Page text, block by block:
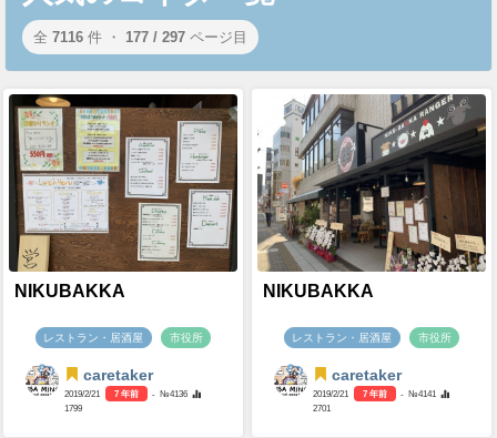
全 7116 件 ・ 177 / 297 ページ目
NIKUBAKKA
レストラン・居酒屋 市役所
caretaker
2019/2/21 7 年前
- №4136
1799
NIKUBAKKA
レストラン・居酒屋 市役所
caretaker
2019/2/21 7 年前
- №4141
2701